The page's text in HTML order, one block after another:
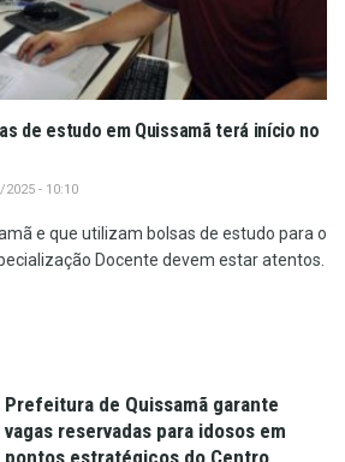
de estudo em Quissamã terá início no
2025 - 10:10
e que utilizam bolsas de estudo para o
Docente devem estar atentos.
Prefeitura de Quissamã garante
vagas reservadas para idosos em
pontos estratégicos do Centro